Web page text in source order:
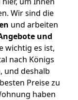
Wir sind die
und arbeiten
und
wichtig es ist,
nach Königs
und deshalb
Preise zu
haben